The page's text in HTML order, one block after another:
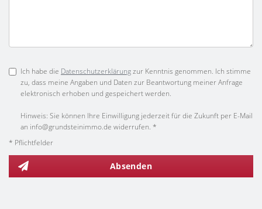
Ich habe die Datenschutzerklärungzur Kenntnis genommen. Ich stimme
zu, dass meine Angaben und Daten zur Beantwortung meiner Anfrage
elektronisch erhoben und gespeichert werden.
Hinweis: Sie können Ihre Einwilligung jederzeit für die Zukunft per E-Mail
an info@grundsteinimmo.de widerrufen. *
* Pflichtfelder
Absenden